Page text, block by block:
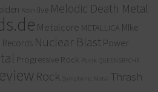
Köln live Melodic Death Metal
Metalcore METALLICA MIke
Nuclear Blast Power
Progressive Rock Punk QUEENSRYCHE
Rock Symphonic Metal
Thrash